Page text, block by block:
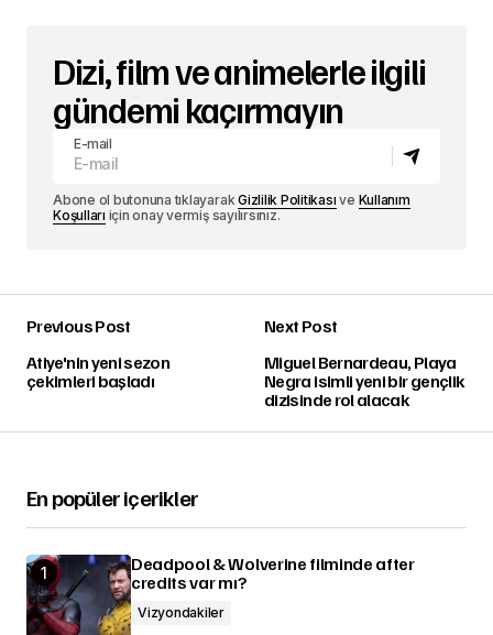
Dizi, film ve animelerle ilgili
gündemi kaçırmayın
E-mail
Abone ol butonuna tıklayarakGizlilik Politikası ve Kullanım
Koşulları için onay vermiş sayılırsınız.
Previous Post
Atiye'nin yeni sezon
çekimleri başladı
Next Post
Miguel Bernardeau, Playa
Negra isimli yeni bir gençlik
dizisinde rol alacak
En popüler içerikler
Deadpool & Wolverine filminde after
credits var mı?
Vizyondakiler